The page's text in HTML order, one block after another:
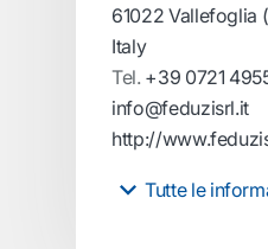
61022 Vallefoglia
Italy
Tel. +39 0721
info@feduzisrl.it
http://
Tutte le